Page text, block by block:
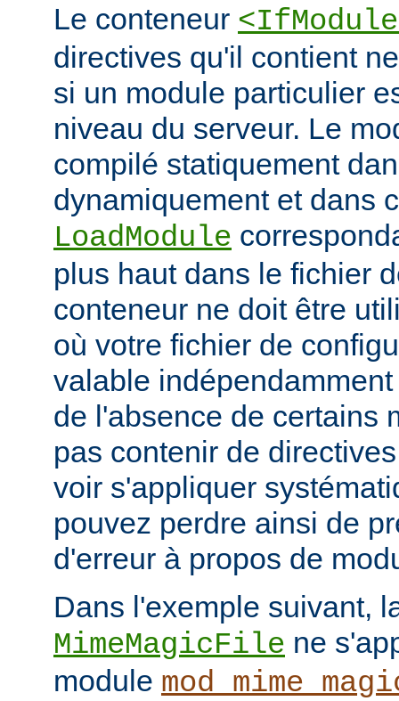
Le conteneur
directives qu'il contient
si un module particulier
niveau du serveur. Le
compilé statiquement
dynamiquement et dans
LoadModule
plus haut dans le fichier
conteneur ne doit être
où votre fichier de
valable
de l'absence de certains
pas contenir de
voir s'appliquer
pouvez perdre ainsi de
d'erreur à propos de
Dans l'exemple suivant,
MimeMagicFile ne
module